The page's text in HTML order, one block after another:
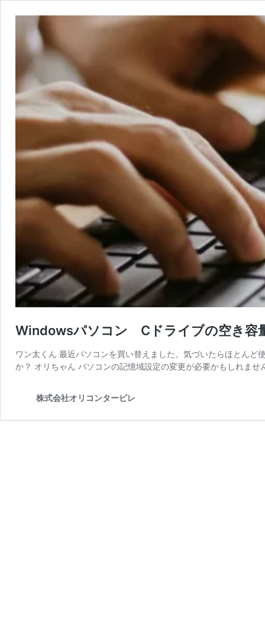
Windowsパソコン Cドライブの空き容
ワン太くん 最近パソコンを買い替えました。気づいたらほとん
か？ オリちゃん パソコンの記憶域設定の変更が必要かもしれま
株式会社オリコンタービレ